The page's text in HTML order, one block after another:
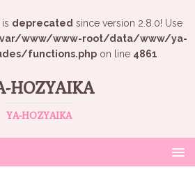
deprecated since version 2.8.0! Use
www/www-root/data/www/ya-
functions.php on line 4861
HOZYAIKA
YA-HOZYAIKA